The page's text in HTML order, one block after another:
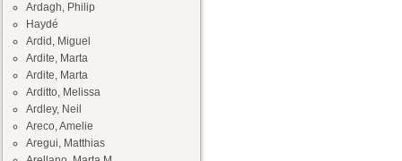
Ardagh, Philip
Haydé
Ardid, Miguel
Ardite, Marta
Ardite, Marta
Arditto, Melissa
Ardley, Neil
Areco, Amelie
Aregui, Matthias